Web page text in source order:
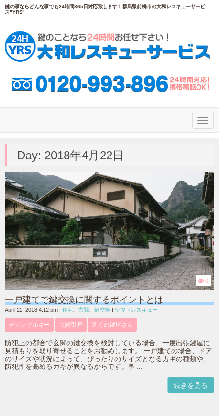
鍵の事ならどんな事でも24時間365日対応致します！群馬県前橋市の大和レスキューサービ
ス"YRS"
N
a
o
n
Day: 2018年4月22日
0
一戸建てで鍵交換に関するポイントとは
April 22, 2018 4:12 pm | 住宅 玄関 鍵交換 | ヤマトレスキュー
ディンプルキー 玄関引戸 近くの鍵屋さん
防犯上の都合で玄関の鍵交換を検討している場合、一度出張鍵屋に
見積もりを取り寄せることをお勧めします。 一戸建ての場合、ドア
のサイズや状況によって、ぴったりのサイズとなるカギの種類や、
防犯性を高めるカギが異なるからです。事 ...
続きを見る